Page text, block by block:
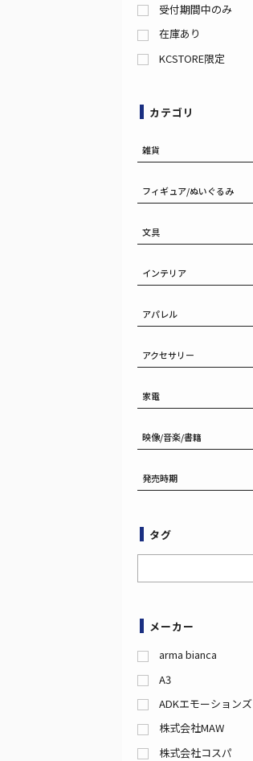
受付期間中のみ
在庫あり
KCSTORE限定
カテゴリ
雑貨
フィギュア/ぬいぐるみ
文具
インテリア
アパレル
アクセサリー
家電
映像/音楽/書籍
発売時期
タグ
メーカー
arma bianca
A3
ADKエモーションズ
株式会社MAW
株式会社コスパ